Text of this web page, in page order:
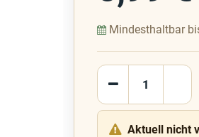
Mindesthaltbar
Aktuell nicht